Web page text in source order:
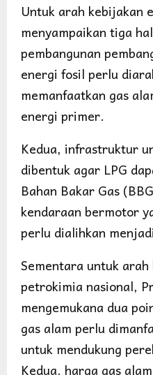
Untuk arah kebijakan
menyampaikan tiga
pembangunan
energi fosil perlu
memanfaatkan gas
energi primer.
Kedua, infrastruktur
dibentuk agar LPG
Bahan Bakar Gas
kendaraan bermotor
perlu dialihkan
Sementara untuk
petrokimia nasional,
mengemukana dua
gas alam perlu
untuk mendukung
Kedua, harga gas